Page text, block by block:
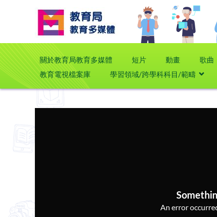
關於教育局教育多媒體 短片 動畫
歌曲
教育電視檔案庫
學習領域/跨學科科目/範疇
An error